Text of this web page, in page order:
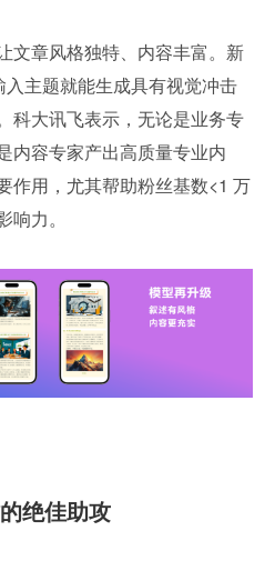
文章风格独特、内容丰富。新
入主题就能生成具有视觉冲击
科大讯飞表示，无论是业务专
内容专家产出高质量专业内
作用，尤其帮助粉丝基数<1 万
力。
绝佳助攻